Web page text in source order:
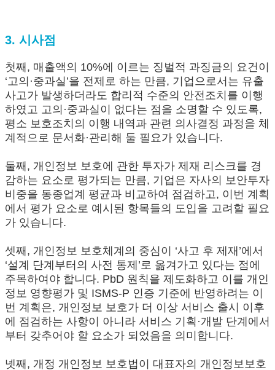
3. 시사점
첫째, 매출액의 10%에 이르는 징벌적 과징금의 요건이
‘고의·중과실’을 전제로 하는 만큼, 기업으로서는 유출
사고가 발생하더라도 합리적 수준의 안전조치를 이행
하였고 고의·중과실이 없다는 점을 소명할 수 있도록,
평소 보호조치의 이행 내역과 관련 의사결정 과정을 체
계적으로 문서화·관리해 둘 필요가 있습니다.
둘째, 개인정보 보호에 관한 투자가 제재 리스크를 경
감하는 요소로 평가되는 만큼, 기업은 자사의 보안투자
비중을 동종업계 평균과 비교하여 점검하고, 이번 계획
에서 평가 요소로 예시된 항목들의 도입을 고려할 필요
가 있습니다.
셋째, 개인정보 보호체계의 중심이 ‘사고 후 제재’에서
‘설계 단계부터의 사전 통제’로 옮겨가고 있다는 점에
주목하여야 합니다. PbD 원칙을 제도화하고 이를 개인
정보 영향평가 및 ISMS-P 인증 기준에 반영하려는 이
번 계획은, 개인정보 보호가 더 이상 서비스 출시 이후
에 점검하는 사항이 아니라 서비스 기획·개발 단계에서
부터 갖추어야 할 요소가 되었음을 의미합니다.
넷째, 개정 개인정보 보호법이 대표자의 개인정보보호